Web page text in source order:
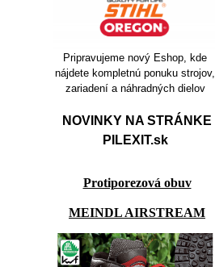
Pripravujeme nový Eshop, kde
nájdete kompletnú ponuku strojov,
zariadení a náhradných dielov
NOVINKY NA STRÁNKE
PILEXIT.sk
Protiporezová obuv
MEINDL AIRSTREAM